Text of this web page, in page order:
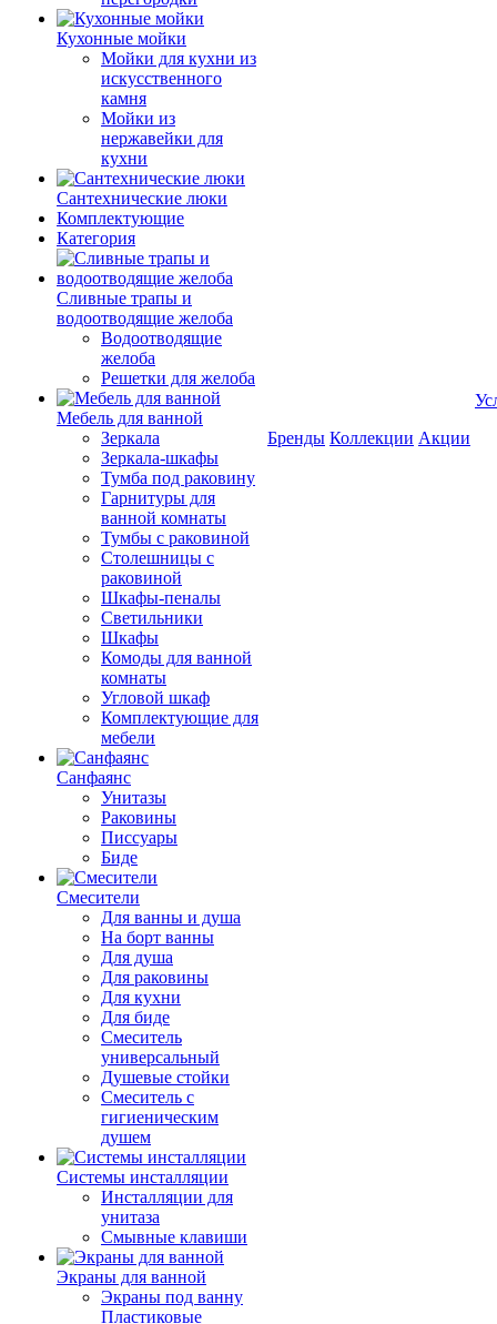
Кухонные мойки
Мойки для кухни из
искусственного
камня
Мойки из
нержавейки для
кухни
Сантехнические люки
Комплектующие
Категория
Cливные трапы и
водоотводящие желоба
Водоотводящие
желоба
Решетки для желоба
Мебель для ванной
Зеркала
Зеркала-шкафы
Тумба под раковину
Гарнитуры для
ванной комнаты
Тумбы с раковиной
Столешницы с
раковиной
Шкафы-пеналы
Светильники
Шкафы
Комоды для ванной
комнаты
Угловой шкаф
Комплектующие для
мебели
Санфаянс
Унитазы
Раковины
Писсуары
Биде
Смесители
Для ванны и душа
На борт ванны
Для душа
Для раковины
Для кухни
Для биде
Смеситель
универсальный
Душевые стойки
Смеситель с
гигиеническим
душем
Системы инсталляции
Инсталляции для
унитаза
Смывные клавиши
Экраны для ванной
Экраны под ванну
Пластиковые
Бренды Коллекции Акции